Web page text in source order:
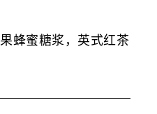
蜂蜜糖浆，英式红茶